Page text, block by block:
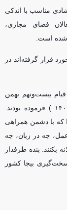
مناسب با اندکی
فضای مجازی،
شده است.
قرار گرفته‌اند در
بیست‌ونهم بهمن
مردم تبریز (در تاریخ بیست و هشتم اسفند ماه ۱۴۰۴ ) فرموده بودند:
که با دشمن همراهی
چه در زبان، چه
بکنند. بنده طرفدار
بیجا کشور